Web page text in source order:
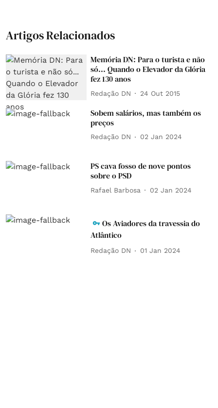
Artigos Relacionados
Memória DN: Para o turista e não
só... Quando o Elevador da Glória
fez 130 anos
Redação DN 24 Out 2015
Sobem salários, mas também os
preços
Redação DN 02 Jan 2024
PS cava fosso de nove pontos
sobre o PSD
Rafael Barbosa 02 Jan 2024
Os Aviadores da travessia do
Atlântico
Redação DN 01 Jan 2024